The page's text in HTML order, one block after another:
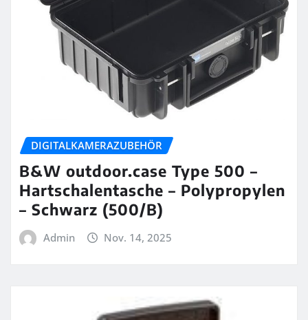
DIGITALKAMERAZUBEHÖR
B&W outdoor.case Type 500 –
Hartschalentasche – Polypropylen
– Schwarz (500/B)
Admin Nov. 14, 2025